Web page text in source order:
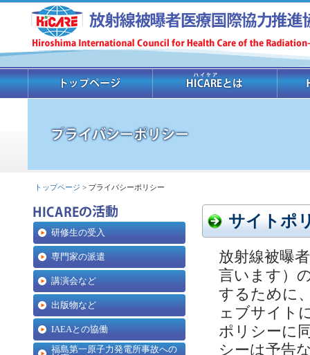
トップページ > プライバシーポリシー
研修生の受入
専門家の派遣
講演会など
出版物など
IAEAとの協働
福島第一原子力発電所事故への
サイトポ
放射線被曝
言います）
するために
ェブサイト
ポリシーに
シーは予告